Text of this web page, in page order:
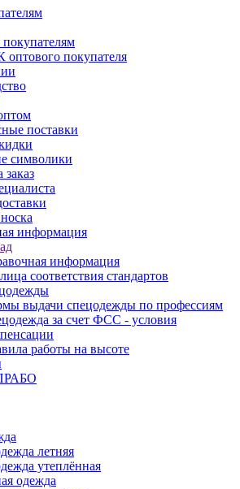
оптового покупателя
поставки
символики
информация
информация
соответствия стандартов
выдачи спецодежды по профессиям
за счет ФСС - условия
работы на высоте
летняя
утеплённая
одежда